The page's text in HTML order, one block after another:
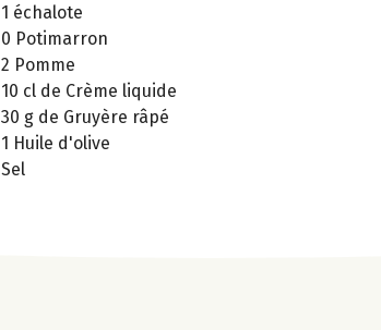
1 échalote
0 Potimarron
2 Pomme
10 cl de Crème liquide
30 g de Gruyère râpé
1 Huile d'olive
Sel